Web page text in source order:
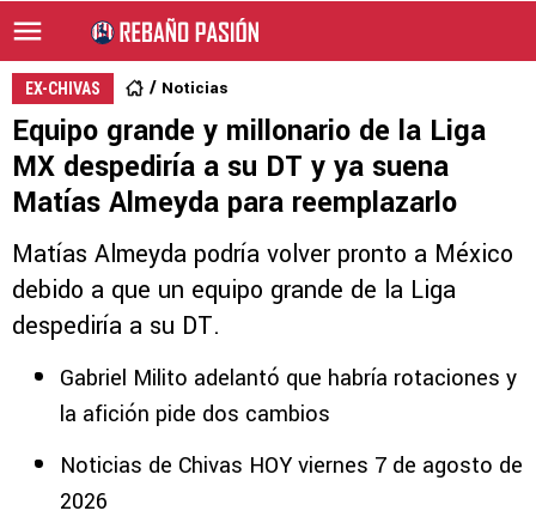
EX-CHIVAS Noticias
Equipo grande y millonario de la Liga
MX despediría a su DT y ya suena
Matías Almeyda para reemplazarlo
Matías Almeyda podría volver pronto a México
debido a que un equipo grande de la Liga
despediría a su DT.
Gabriel Milito adelantó que habría rotaciones y
la afición pide dos cambios
Noticias de Chivas HOY viernes 7 de agosto de
2026